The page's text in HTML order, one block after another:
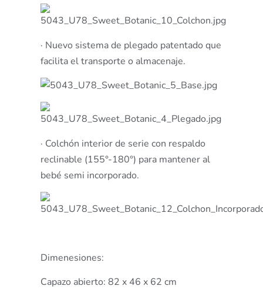
· Nuevo sistema de plegado patentado que
facilita el transporte o almacenaje.
· Colchón interior de serie con respaldo
reclinable (155°-180°) para mantener al
bebé semi incorporado.
Dimenesiones:
Capazo abierto: 82 x 46 x 62 cm